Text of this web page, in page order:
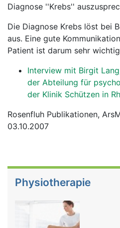
Rubriken
Diagnose ''Krebs''
Die Diagnose Krebs löst bei
aus. Eine gute
Patient ist darum sehr
Interview mit Birgit
der Abteilung für
der Klinik Schützen in
Rosenfluh Publikationen,
03.10.2007
Physiotherapie